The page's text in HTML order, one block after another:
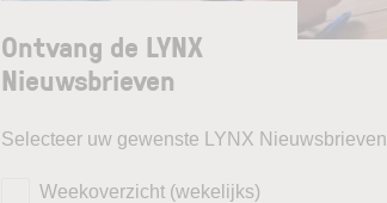
Ontvang de LYNX
Nieuwsbrieven
Selecteer uw gewenste LYNX Nieuwsbrieven
Weekoverzicht (wekelijks)